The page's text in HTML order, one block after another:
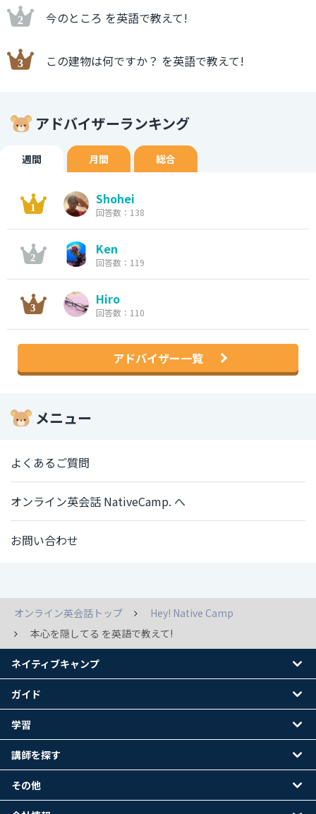
今のところ を英語で教えて!
この建物は何ですか？ を英語で教えて!
アドバイザーランキング
週間 月間 総合
Shohei
回答数：138
Ken
回答数：119
Hiro
回答数：110
アドバイザー一覧
メニュー
よくあるご質問
オンライン英会話 NativeCamp. へ
お問い合わせ
オンライン英会話トップ
Hey! Native Camp
本心を隠してる を英語で教えて!
ネイティブキャンプ
ガイド
学習
講師を探す
その他